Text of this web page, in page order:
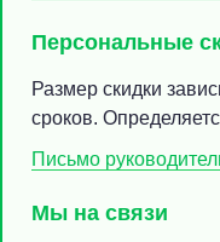
Персональные
Размер скидки
сроков.
Письмо
Мы на связи